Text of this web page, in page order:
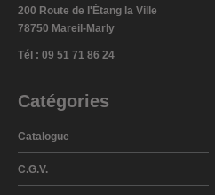
200 Route de l'Étang la Ville
78750 Mareil-Marly
Tél : 09 51 71 86 24
Catégories
Catalogue
C.G.V.